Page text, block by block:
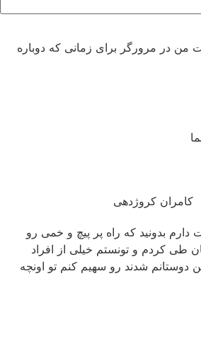
من در مرورگر برای زمانی که دوباره
بدونید که راه پر پیچ و خمی رو
طی کردم و تونستم خیلی از افراد
دوستانم شدند رو سهیم کنم تو اونچه